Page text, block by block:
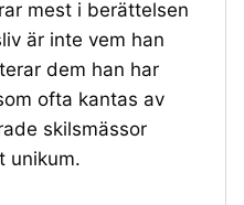
mest i berättelsen
är inte vem han
dem han har
ofta kantas av
skilsmässor
unikum.